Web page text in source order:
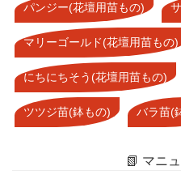
パンジー(花壇用苗もの)
マリーゴールド(花壇用苗もの)
にちにちそう(花壇用苗もの)
ツツジ苗(鉢もの) バラ苗(
📗 マニ